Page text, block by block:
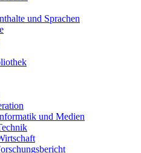
und Sprachen
und Medien